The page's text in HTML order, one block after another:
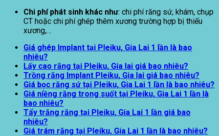
Chi phí phát sinh khác như: chi phí răng sứ, khám, chụp
CT hoặc chi phí ghép thêm xương trường hợp bị thiếu
xương,…
Giá ghép Implant tại Pleiku, Gia Lai 1 lần là bao
nhiêu?
Lấy cao răng tại Pleiku, Gia lai giá bao nhiêu?
Trồng răng Implant Pleiku, Gia lai giá bao nhiêu?
Giá bọc răng sứ tại Pleiku, Gia Lai 1 lần là bao nhiêu?
Giá niềng răng trong suốt tại Pleiku, Gia Lai 1 lần là
bao nhiêu?
Tẩy trắng răng tại Pleiku, Gia Lai 1 lần giá bao
nhiêu?
Giá trám răng tại Pleiku, Gia Lai 1 lần là bao nhiêu?